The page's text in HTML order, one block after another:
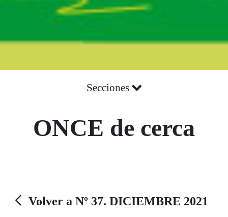
Secciones
ONCE de cerca
Volver a Nº 37. DICIEMBRE 2021